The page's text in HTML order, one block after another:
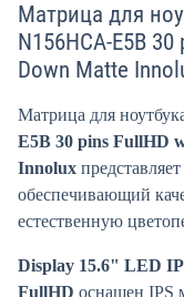
Матрица для
N156HCA-E5B
Down Matte
Матрица для
E5B 30 pins FullHD
Innolux
обеспечивающий
естественную
Display 15.6" LED
FullHD оснащен IPS